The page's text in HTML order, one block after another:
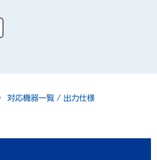
対応機器一覧 / 出力仕様